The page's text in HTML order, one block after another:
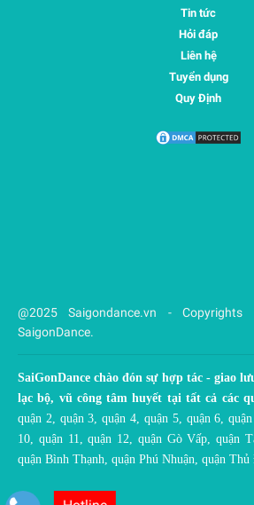
Tin tức
Hỏi đáp
Liên hệ
Tuyển dụng
Quy Định
@2025 Saigondance.vn -
SaigonDance.
SaiGonDance chào đón sự hợp tác - giao
lạc bộ, vũ công tâm huyết tại tất cả các
quận 2, quận 3, quận 4, quận 5, quận 6,
10, quận 11, quận 12, quận Gò Vấp, quận
quận Bình Thạnh, quận Phú Nhuận, quận